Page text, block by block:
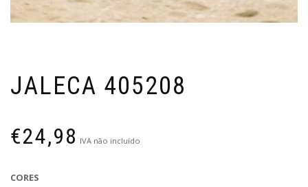
JALECA 405208
€24,98 IVA não incluído
CORES